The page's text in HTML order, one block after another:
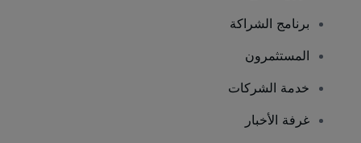
برنامج الشراكة
المستثمرون
خدمة الشركات
غرفة الأخبار